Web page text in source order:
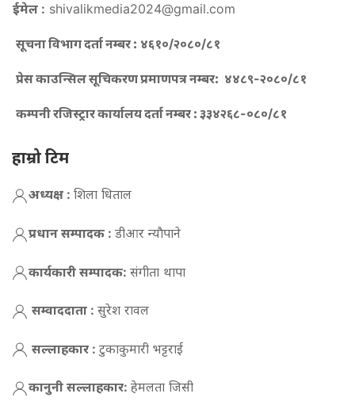
ईमेल : shivalikmedia2024@gmail.com
सूचना विभाग दर्ता नम्बर : ४६१०/२०८०/८१
प्रेस काउन्सिल सूचिकरण प्रमाणपत्र नम्बर: ४४८९-२०८०/८१
कम्पनी रजिस्ट्रार कार्यालय दर्ता नम्बर : ३३४२६८-०८०/८१
हाम्रो टिम
अध्यक्ष : शिला धिताल
प्रधान सम्पादक : डीआर न्याैपाने
कार्यकारी सम्पादक: संगीता थापा
सम्वाददाता : सुरेश रावल
सल्लाहकार : टुकाकुमारी भट्टराई
कानुनी सल्लाहकार: हेमलता जिसी